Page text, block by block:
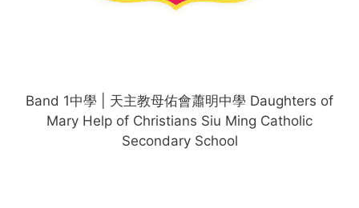
Band 1中學 | 天主教母佑會蕭明中學 Daughters of
Mary Help of Christians Siu Ming Catholic
Secondary School